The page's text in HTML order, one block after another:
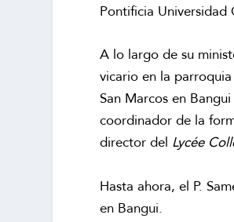
Pontificia Universidad
A lo largo de su
vicario en la
San Marcos en
coordinador de la
director del Lycée
Hasta ahora, el P.
en Bangui.